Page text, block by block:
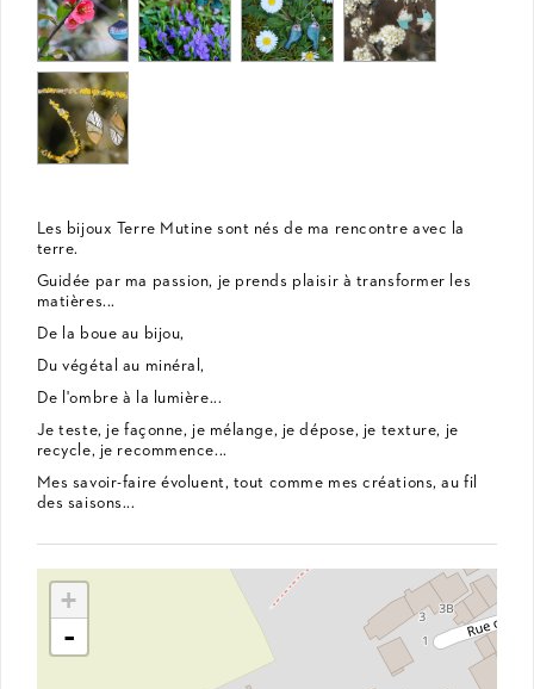
Les bijoux Terre Mutine sont nés de ma rencontre avec la
terre.
Guidée par ma passion, je prends plaisir à transformer les
matières...
De la boue au bijou,
Du végétal au minéral,
De l'ombre à la lumière...
Je teste, je façonne, je mélange, je dépose, je texture, je
recycle, je recommence...
Mes savoir-faire évoluent, tout comme mes créations, au fil
des saisons...
+
-